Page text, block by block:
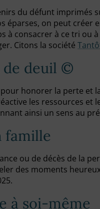
du défunt imprimés
éparses, on peut
à consacrer à ce tri
Citons la société
de deuil ©
honorer la perte et
les ressources
ainsi un sens au
famille
ou de décès de la
des moments
à soi-même